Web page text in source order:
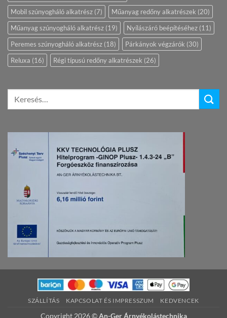
Mobil szúnyogháló alkatrész (7) Műanyag redőny alkatrészek (20)
Műanyag szúnyogháló alkatrész (19) Nyílászáró beépítéséhez (11)
Peremes szúnyogháló alkatrész (18) Párkányok végzárók (30)
Reluxa (16) Régi típusú redőny alkatrészek (26)
SZÁLLÍTÁS KAPCSOLAT ÉS IMPRESSZUM KEDVENCEK
Copyright 2026 ©An-Ger Árnyékolástechnika